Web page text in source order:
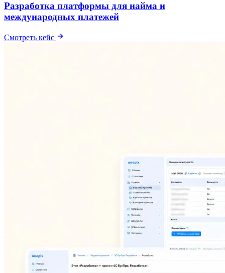
Разработка платформы для найма и
международных платежей
Смотреть кейс